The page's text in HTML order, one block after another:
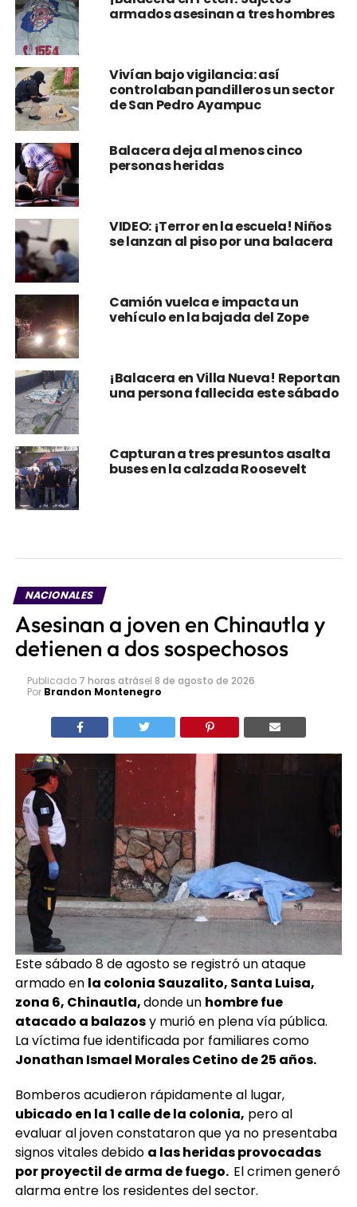
armados asesinan a tres hombres
Vivían bajo vigilancia: así
controlaban pandilleros un sector
de San Pedro Ayampuc
Balacera deja al menos cinco
personas heridas
VIDEO: ¡Terror en la escuela! Niños
se lanzan al piso por una balacera
Camión vuelca e impacta un
vehículo en la bajada del Zope
¡Balacera en Villa Nueva! Reportan
una persona fallecida este sábado
Capturan a tres presuntos asalta
buses en la calzada Roosevelt
NACIONALES
Asesinan a joven en Chinautla y
detienen a dos sospechosos
Publicado 7 horas atrásel 8 de agosto de 2026
Por Brandon Montenegro
Este sábado 8 de agosto se registró un ataque
armado en la colonia Sauzalito, Santa Luisa,
zona 6, Chinautla,donde un hombre fue
atacado a balazosy murió en plena vía pública.
La víctima fue identificada por familiares como
Jonathan Ismael Morales Cetino de 25 años.
Bomberos acudieron rápidamente al lugar,
ubicado en la 1 calle de la colonia, pero al
evaluar al joven constataron que ya no presentaba
signos vitales debido a las heridas provocadas
por proyectil de arma de fuego. El crimen generó
alarma entre los residentes del sector.